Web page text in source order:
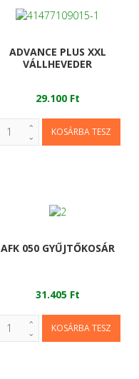
ADVANCE PLUS XXL
VÁLLHEVEDER
29.100 Ft
AFK 050 GYŰJTŐKOSÁR
31.405 Ft